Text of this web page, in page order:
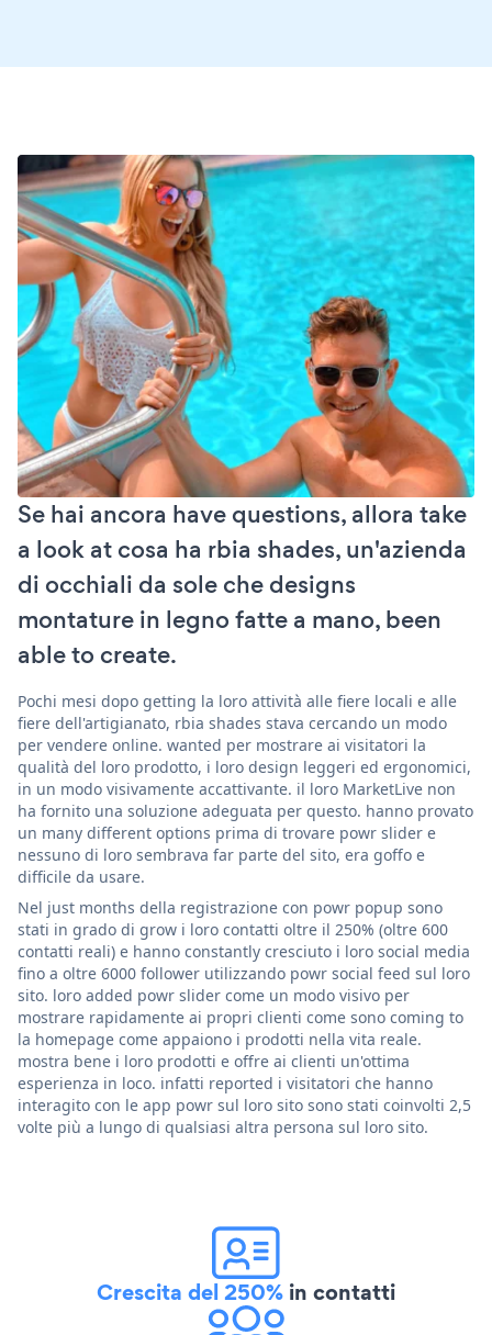
Se hai ancora have questions, allora take
a look at cosa ha rbia shades, un'azienda
di occhiali da sole che designs
montature in legno fatte a mano, been
able to create.
Pochi mesi dopo getting la loro attività alle fiere locali e alle
fiere dell'artigianato, rbia shades stava cercando un modo
per vendere online. wanted per mostrare ai visitatori la
qualità del loro prodotto, i loro design leggeri ed ergonomici,
in un modo visivamente accattivante. il loro MarketLive non
ha fornito una soluzione adeguata per questo. hanno provato
un many different options prima di trovare powr slider e
nessuno di loro sembrava far parte del sito, era goffo e
difficile da usare.
Nel just months della registrazione con powr popup sono
stati in grado di grow i loro contatti oltre il 250% (oltre 600
contatti reali) e hanno constantly cresciuto i loro social media
fino a oltre 6000 follower utilizzando powr social feed sul loro
sito. loro added powr slider come un modo visivo per
mostrare rapidamente ai propri clienti come sono coming to
la homepage come appaiono i prodotti nella vita reale.
mostra bene i loro prodotti e offre ai clienti un'ottima
esperienza in loco. infatti reported i visitatori che hanno
interagito con le app powr sul loro sito sono stati coinvolti 2,5
volte più a lungo di qualsiasi altra persona sul loro sito.
Crescita del 250% in contatti